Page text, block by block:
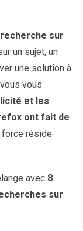
sur
un sujet, un
une solution à
vous
et les
ont fait de
force réside
avec 8
sur